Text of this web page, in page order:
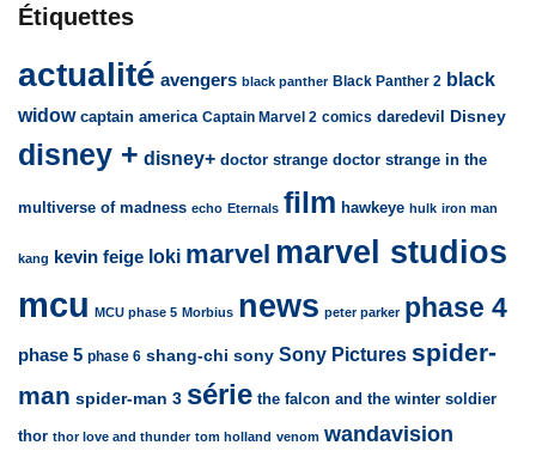
Étiquettes
actualité avengers black panther Black Panther 2 black
widow captain america Captain Marvel 2 comics daredevil Disney
disney + disney+ doctor strange doctor strange in the
multiverse of madness echo Eternals film hawkeye hulk iron man
kang kevin feige loki marvel marvel studios
mcu MCU phase 5 Morbius news peter parker phase 4
phase 5 phase 6 shang-chi sony Sony Pictures spider-
man spider-man 3 série the falcon and the winter soldier
thor thor love and thunder tom holland venom wandavision